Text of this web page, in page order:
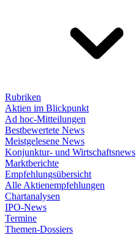
Rubriken
Aktien im Blickpunkt
Ad hoc-Mitteilungen
Bestbewertete News
Meistgelesene News
Konjunktur- und Wirtschaftsnews
Marktberichte
Empfehlungsübersicht
Alle Aktienempfehlungen
Chartanalysen
IPO-News
Termine
Themen-Dossiers